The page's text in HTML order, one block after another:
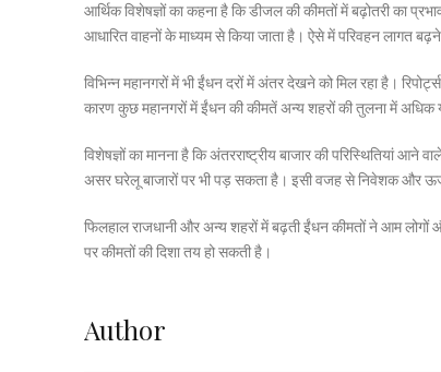
आर्थिक विशेषज्ञों का कहना है कि डीजल की कीमतों में बढ़ोतरी का
आधारित वाहनों के माध्यम से किया जाता है। ऐसे में परिवहन लागत
विभिन्न महानगरों में भी ईंधन दरों में अंतर देखने को मिल रहा है।
कारण कुछ महानगरों में ईंधन की कीमतें अन्य शहरों की तुलना में अधिक
विशेषज्ञों का मानना है कि अंतरराष्ट्रीय बाजार की परिस्थितियां
असर घरेलू बाजारों पर भी पड़ सकता है। इसी वजह से निवेशक और
फिलहाल राजधानी और अन्य शहरों में बढ़ती ईंधन कीमतों ने आम लोगों
पर कीमतों की दिशा तय हो सकती है।
Author